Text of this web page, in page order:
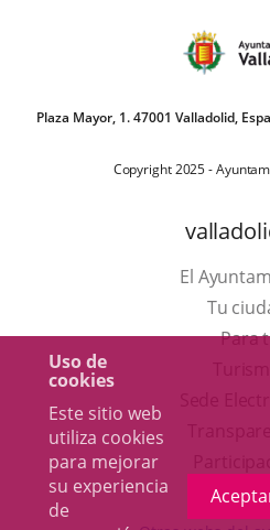
Uso de
cookies
Este sitio web
utiliza cookies
para mejorar
su experiencia
de
Plaza Mayor, 1. 47001 Valladolid,
Copyright 2025 -
El
Tu
Para